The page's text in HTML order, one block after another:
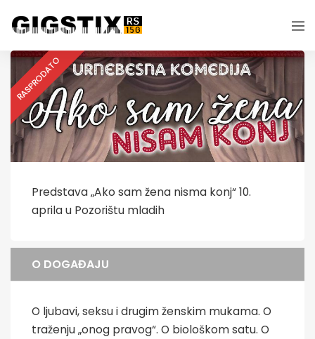
RASPRODATO
Predstava „Ako sam žena nisma konj“ 10.
aprila u Pozorištu mladih
O DOGAĐAJU
O ljubavi, seksu i drugim ženskim mukama. O
traženju „onog pravog“. O biološkom satu. O